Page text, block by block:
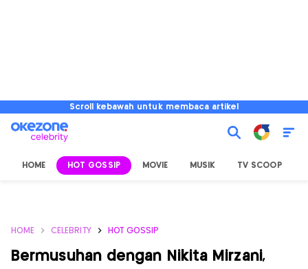
Scroll kebawah untuk membaca artikel
HOME HOT GOSSIP MOVIE MUSIK TV SCOOP
HOME CELEBRITY HOT GOSSIP
Bermusuhan dengan Nikita Mirzani,